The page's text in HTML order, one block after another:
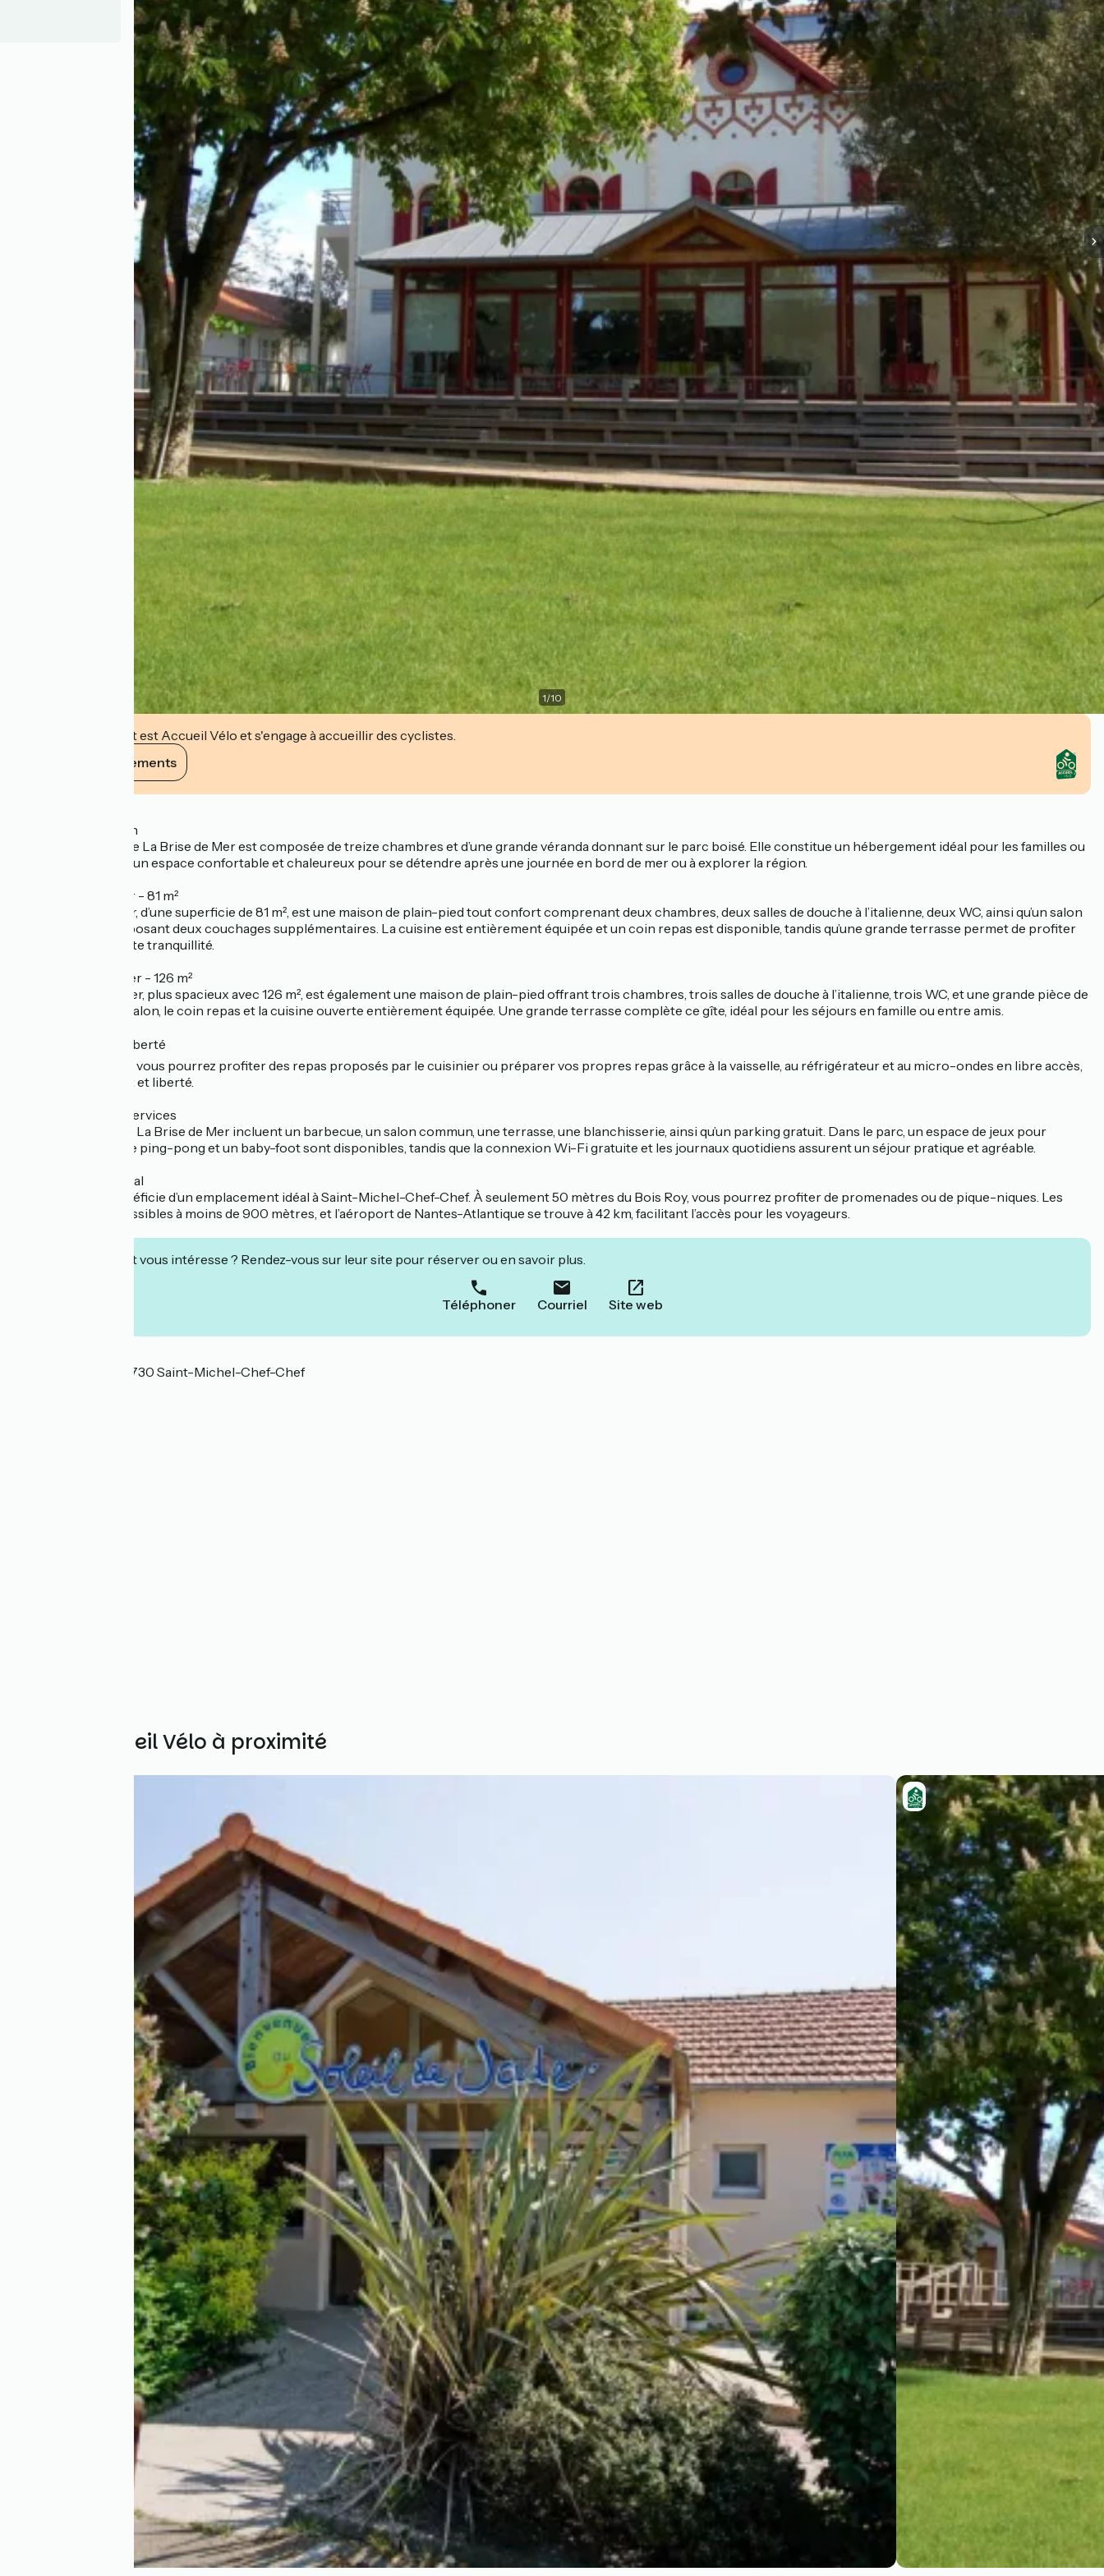
1/10
Cet établissement est Accueil Vélo et s'engage à accueillir des cyclistes.
Voir ses engagements
🏡 La Grande Maison
La Grande Maison de La Brise de Mer est composée de treize chambres et d’une grande véranda donnant sur le parc boisé. Elle constitue un hébergement idéal pour les familles ou
les groupes, offrant un espace confortable et chaleureux pour se détendre après une journée en bord de mer ou à explorer la région.
🌟 Gîte Étoile de Mer - 81 m²
Le Gîte Étoile de Mer, d’une superficie de 81 m², est une maison de plain-pied tout confort comprenant deux chambres, deux salles de douche à l’italienne, deux WC, ainsi qu’un salon
avec télévision proposant deux couchages supplémentaires. La cuisine est entièrement équipée et un coin repas est disponible, tandis qu’une grande terrasse permet de profiter
de l’extérieur en toute tranquillité.
🌊 Gîte Écume de Mer - 126 m²
Le Gîte Écume de Mer, plus spacieux avec 126 m², est également une maison de plain-pied offrant trois chambres, trois salles de douche à l’italienne, trois WC, et une grande pièce de
séjour intégrant le salon, le coin repas et la cuisine ouverte entièrement équipée. Une grande terrasse complète ce gîte, idéal pour les séjours en famille ou entre amis.
🍽️ Restauration et liberté
Durant votre séjour, vous pourrez profiter des repas proposés par le cuisinier ou préparer vos propres repas grâce à la vaisselle, au réfrigérateur et au micro-ondes en libre accès,
offrant ainsi confort et liberté.
🌳 Équipements et services
Les équipements de La Brise de Mer incluent un barbecue, un salon commun, une terrasse, une blanchisserie, ainsi qu’un parking gratuit. Dans le parc, un espace de jeux pour
enfants, une table de ping-pong et un baby-foot sont disponibles, tandis que la connexion Wi-Fi gratuite et les journaux quotidiens assurent un séjour pratique et agréable.
📍 Emplacement idéal
La Brise de Mer bénéficie d’un emplacement idéal à Saint-Michel-Chef-Chef. À seulement 50 mètres du Bois Roy, vous pourrez profiter de promenades ou de pique-niques. Les
épiceries sont accessibles à moins de 900 mètres, et l’aéroport de Nantes-Atlantique se trouve à 42 km, facilitant l’accès pour les voyageurs.
Cet établissement vous intéresse ? Rendez-vous sur leur site pour réserver ou en savoir plus.
Téléphoner Courriel Site web
97 rue du Redois 44730 Saint-Michel-Chef-Chef
Autres Accueil Vélo à proximité